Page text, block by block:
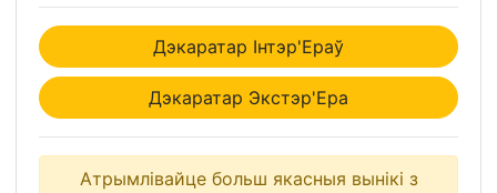
Дэкаратар Інтэр'Ераў
Дэкаратар Экстэр'Ера
Атрымлівайце больш якасныя вынікі з